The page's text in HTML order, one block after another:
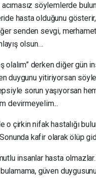
acımasız söylemlerde
hasta olduğunu
senden sevgi,
olsun…
olalım” derken diğer gün
duygunu yitiriyorsan
sorun yaşıyorsan
devirmeyelim...
çirkin nifak hastalığı
kafir olarak ölüp
insanlar hasta
güven